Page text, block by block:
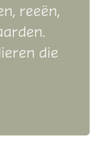
reeën,
die